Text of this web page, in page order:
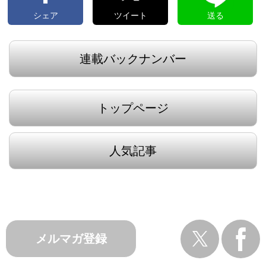
シェア ツイート 送る
連載バックナンバー
トップページ
人気記事
メルマガ登録